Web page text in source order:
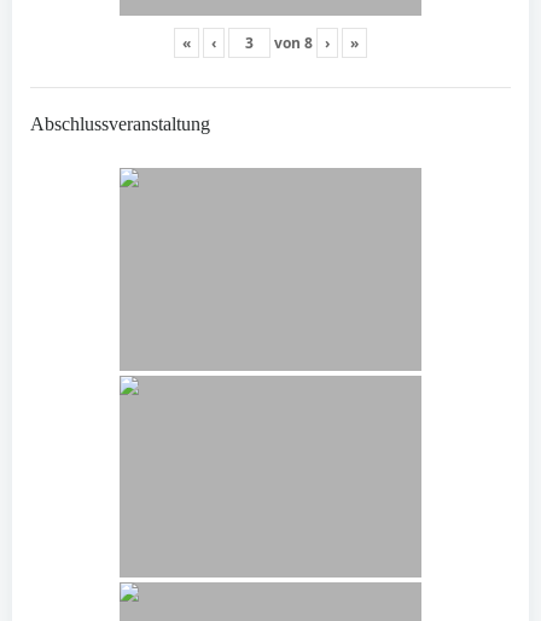
« ‹ von 8 › »
Abschlussveranstaltung